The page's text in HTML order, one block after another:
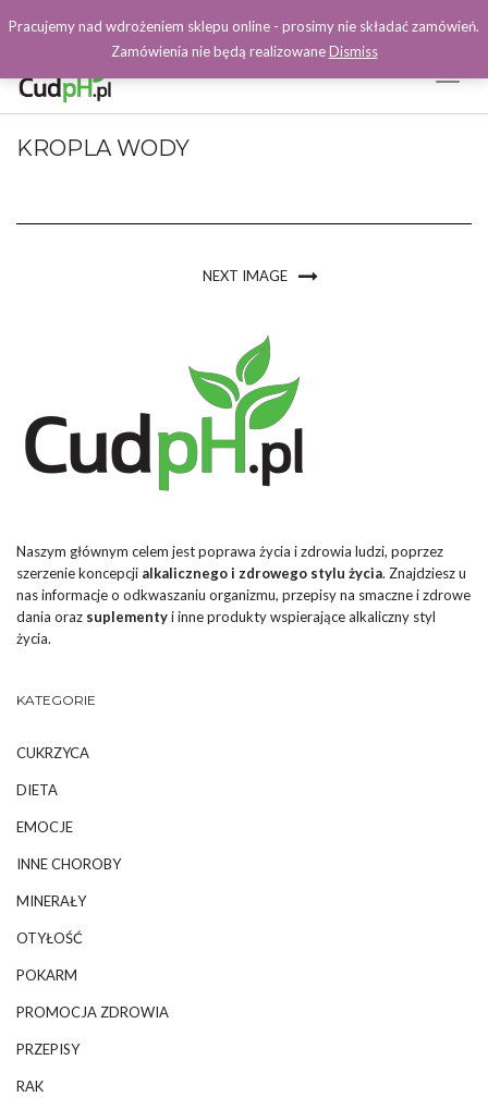
Facebook
KROPLA WODY
NEXT IMAGE
Naszym głównym celem jest poprawa życia i zdrowia ludzi, poprzez
szerzenie koncepcji alkalicznego i zdrowego stylu życia. Znajdziesz u
nas informacje o odkwaszaniu organizmu, przepisy na smaczne i zdrowe
dania oraz suplementyi inne produkty wspierające alkaliczny styl
życia.
KATEGORIE
CUKRZYCA
DIETA
EMOCJE
INNE CHOROBY
MINERAŁY
OTYŁOŚĆ
POKARM
PROMOCJA ZDROWIA
PRZEPISY
RAK
Pracujemy nad wdrożeniem sklepu online - prosimy nie składać zamówień.
Zamówienia nie będą realizowaneDismiss